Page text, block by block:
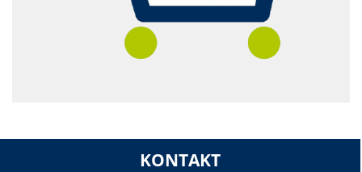
KONTAKT